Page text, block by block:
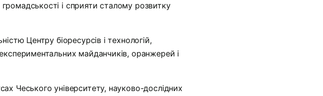
і сприяти сталому розвитку
Центру біоресурсів і технологій,
майданчиків, оранжерей і
Чеського університету, науково-дослідних